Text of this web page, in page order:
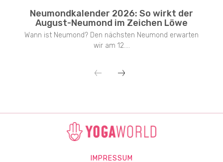
Neumondkalender 2026: So wirkt der
August-Neumond im Zeichen Löwe
Wann ist Neumond? Den nächsten Neumond erwarten
wir am 12....
IMPRESSUM